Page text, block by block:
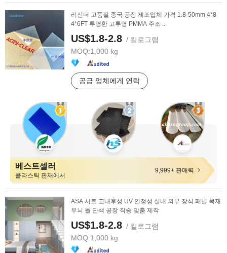
리신더 고품질 중국 공장 제조업체 가격 1.8-50mm 4*8
4*6FT 투명한 고투명 PMMA 주조 ...
US$1.8-2.8 / 킬로그램
MOQ:1,000 kg
공급 업체에게 연락
베스트셀러
플라스틱 판재에서
9,999+ 판매력
ASA 시트 고내후성 UV 안정성 실내 외부 장식 패널 목재
무늬 돌 단색 공장 직송 맞춤 제작
US$1.8-2.8 / 킬로그램
MOQ:1,000 kg